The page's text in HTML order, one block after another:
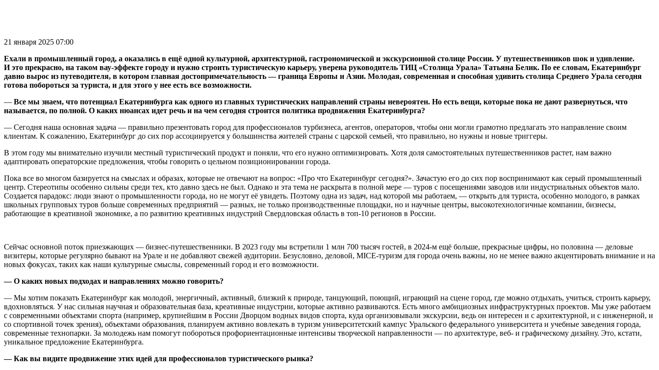
21 января 2025 07:00
Ехали в промышленный город, а оказались в ещё одной культурной, архитектурной, гастрономической и экскурсионной столице России. У путешественников шок и удивление.
И это прекрасно, на таком вау-эффекте городу и нужно строить туристическую карьеру, уверена руководитель ТИЦ «Столица Урала» Татьяна Белик. По ее словам, Екатеринбург
давно вырос из путеводителя, в котором главная достопримечательность — граница Европы и Азии. Молодая, современная и способная удивить столица Среднего Урала сегодня
готова побороться за туриста, и для этого у нее есть все возможности.
— Все мы знаем, что потенциал Екатеринбурга как одного из главных туристических направлений страны невероятен. Но есть вещи, которые пока не дают развернуться, что
называется, по полной. О каких нюансах идет речь и на чем сегодня строится политика продвижения Екатеринбурга?
— Сегодня наша основная задача — правильно презентовать город для профессионалов турбизнеса, агентов, операторов, чтобы они могли грамотно предлагать это направление своим
клиентам. К сожалению, Екатеринбург до сих пор ассоциируется у большинства жителей страны с царской семьей, что правильно, но нужны и новые триггеры.
В этом году мы внимательно изучили местный туристический продукт и поняли, что его нужно оптимизировать. Хотя доля самостоятельных путешественников растет, нам важно
адаптировать операторские предложения, чтобы говорить о цельном позиционировании города.
Пока все во многом базируется на смыслах и образах, которые не отвечают на вопрос: «Про что Екатеринбург сегодня?». Зачастую его до сих пор воспринимают как серый промышленный
центр. Стереотипы особенно сильны среди тех, кто давно здесь не был. Однако и эта тема не раскрыта в полной мере — туров с посещениями заводов или индустриальных объектов мало.
Создается парадокс: люди знают о промышленности города, но не могут её увидеть. Поэтому одна из задач, над которой мы работаем, — открыть для туриста, особенно молодого, в рамках
школьных групповых туров больше современных предприятий — разных, не только производственные площадки, но и научные центры, высокотехнологичные компании, бизнесы,
работающие в креативной экономике, а по развитию креативных индустрий Свердловская область в топ-10 регионов в России.
Сейчас основной поток приезжающих — бизнес-путешественники. В 2023 году мы встретили 1 млн 700 тысяч гостей, в 2024-м ещё больше, прекрасные цифры, но половина — деловые
визитеры, которые регулярно бывают на Урале и не добавляют свежей аудитории. Безусловно, деловой, MICE-туризм для города очень важны, но не менее важно акцентировать внимание и на
новых фокусах, таких как наши культурные смыслы, современный город и его возможности.
— О каких новых подходах и направлениях можно говорить?
— Мы хотим показать Екатеринбург как молодой, энергичный, активный, близкий к природе, танцующий, поющий, играющий на сцене город, где можно отдыхать, учиться, строить карьеру,
вдохновляться. У нас сильная научная и образовательная база, креативные индустрии, которые активно развиваются. Есть много амбициозных инфраструктурных проектов. Мы уже работаем
с современными объектами спорта (например, крупнейшим в России Дворцом водных видов спорта, куда организовывали экскурсии, ведь он интересен и с архитектурной, и с инженерной, и
со спортивной точек зрения), объектами образования, планируем активно вовлекать в туризм университетский кампус Уральского федерального университета и учебные заведения города,
современные технопарки. За молодежь нам помогут побороться профориентационные интенсивы творческой направленности — по архитектуре, веб- и графическому дизайну. Это, кстати,
уникальное предложение Екатеринбурга.
— Как вы видите продвижение этих идей для профессионалов туристического рынка?